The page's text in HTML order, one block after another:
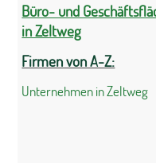
Büro- und
in Zeltweg
Firmen von A-Z:
Unternehmen in Zeltweg